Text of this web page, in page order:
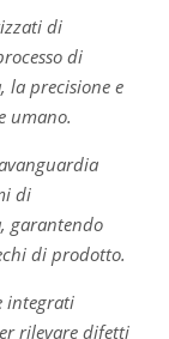
di
di
la precisione e
umano.
di
garantendo
di prodotto.
integrati
rilevare difetti